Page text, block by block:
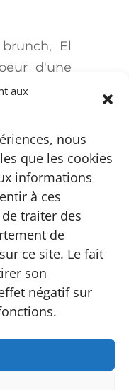
aux
nous
que les cookies
informations
à ces
traiter des
de
ce site. Le fait
son
négatif sur
El
d'une
de
de la
ou
de sites
avoir un
lafiche
vente